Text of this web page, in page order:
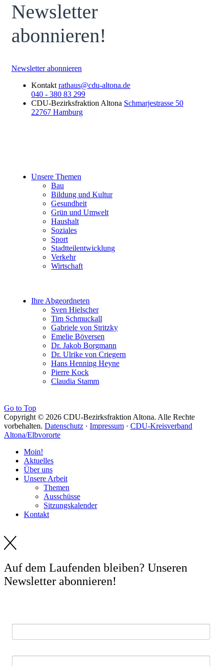
Newsletter
abonnieren!
Newsletter abonnieren
Kontakt rathaus@cdu-altona.de
040 - 380 83 299
CDU-Bezirksfraktion Altona Schmarjestrasse 50
22767 Hamburg
Unsere Themen
Bau
Bildung und Kultur
Gesundheit
Grün und Umwelt
Haushalt
Soziales
Sport
Stadtteilentwicklung
Verkehr
Wirtschaft
Ihre Abgeordneten
Sven Hielscher
Tim Schmuckall
Gabriele von Stritzky
Emelie Böversen
Dr. Jakob Borgmann
Dr. Ulrike von Criegern
Hans Henning Heyne
Pierre Kock
Claudia Stamm
Go to Top
Copyright © 2026 CDU-Bezirksfraktion Altona. Alle Rechte
vorbehalten. Datenschutz · Impressum · CDU-Kreisverband
Altona/Elbvororte
Moin!
Aktuelles
Über uns
Unsere Arbeit
Themen
Ausschüsse
Sitzungskalender
Kontakt
Auf dem Laufenden bleiben? Unseren
Newsletter abonnieren!